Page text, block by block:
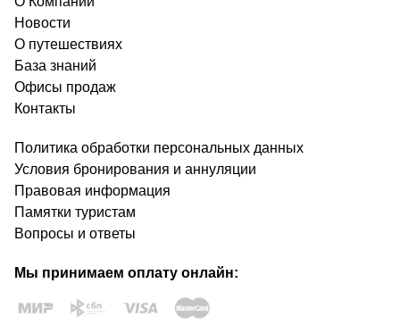
Новости
О путешествиях
База знаний
Офисы продаж
Контакты
Политика обработки персональных данных
Условия бронирования и аннуляции
Правовая информация
Памятки туристам
Вопросы и ответы
Мы принимаем оплату онлайн: